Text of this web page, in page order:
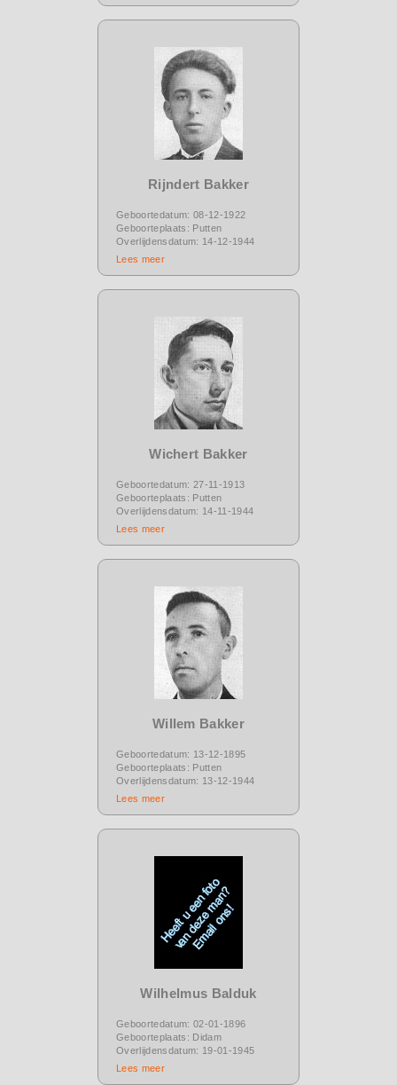
Rijndert Bakker
Geboortedatum: 08-12-1922
Geboorteplaats: Putten
Overlijdensdatum: 14-12-1944
Lees meer
Wichert Bakker
Geboortedatum: 27-11-1913
Geboorteplaats: Putten
Overlijdensdatum: 14-11-1944
Lees meer
Willem Bakker
Geboortedatum: 13-12-1895
Geboorteplaats: Putten
Overlijdensdatum: 13-12-1944
Lees meer
Wilhelmus Balduk
Geboortedatum: 02-01-1896
Geboorteplaats: Didam
Overlijdensdatum: 19-01-1945
Lees meer